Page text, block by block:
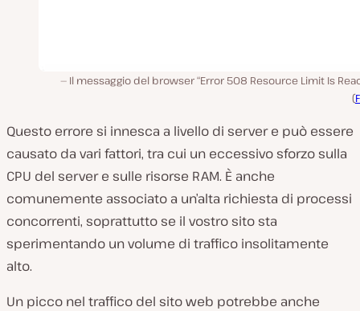
Il messaggio del browser “Error 508 Resource Limit Is
(
Questo errore si innesca a livello di server e può essere
causato da vari fattori, tra cui un eccessivo sforzo sulla
CPU del server e sulle risorse RAM. È anche
comunemente associato a un’alta richiesta di processi
concorrenti, soprattutto se il vostro sito sta
sperimentando un volume di traffico insolitamente
alto.
Un picco nel traffico del sito web potrebbe anche